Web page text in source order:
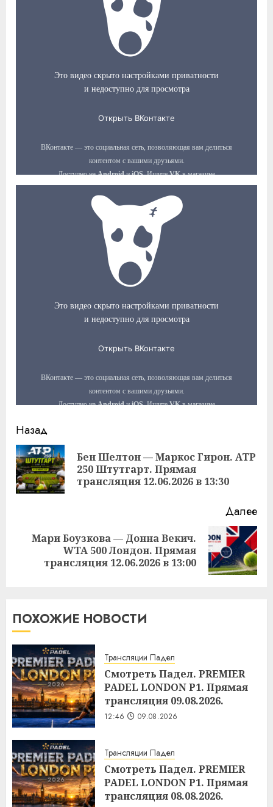
Продолжить
чтение
Назад
Бен Шелтон — Маркос Гирон. ATP
250 Штутгарт. Прямая
трансляция 12.06.2026 в 13:30
Далее
Следующая
запись:
Мари Боузкова — Донна Векич.
WTA 500 Лондон. Прямая
трансляция 12.06.2026 в 13:00
ПОХОЖИЕ НОВОСТИ
Трансляции Падел
Смотреть Падел. PREMIER
PADEL LONDON P1. Прямая
трансляция 09.08.2026.
12:46 09.08.2026
Трансляции Падел
Смотреть Падел. PREMIER
PADEL LONDON P1. Прямая
трансляция 08.08.2026.